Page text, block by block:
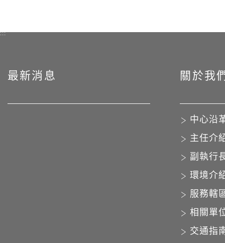
:::
最新消息 關於我
中心沿
主任介
副執行
環境介
服務轄
相關單
交通指